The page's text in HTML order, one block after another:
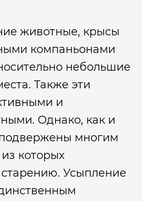
животные, крысы
компаньонами
небольшие
Также эти
и
Однако, как и
многим
которых
Усыпление